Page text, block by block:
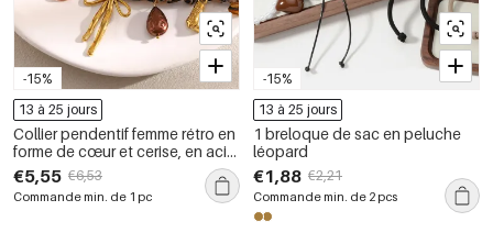
-15%
13 à 25 jours
Collier pendentif femme rétro en
forme de cœur et cerise, en acier
inoxydable étanche couleur or
(1 pièce)
€5,55 €6,53
Commande min. de 1 pc
-15%
13 à 25 jours
1 breloque de sac en peluche
léopard
€1,88 €2,21
Commande min. de 2 pcs